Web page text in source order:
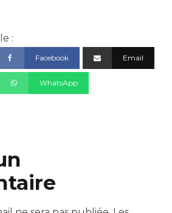
:
Facebook Email
WhatsApp